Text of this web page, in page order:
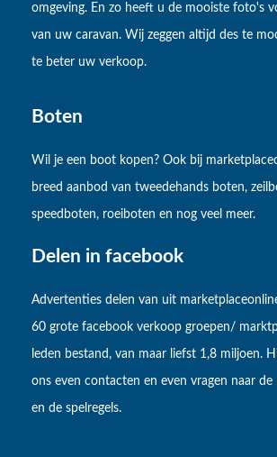
omgeving. En zo heeft u de mooiste foto's
van uw caravan. Wij zeggen altijd des te
te beter uw verkoop.
Boten
Wil je een boot kopen? Ook bij
breed aanbod van tweedehands boten,
speedboten, roeiboten en nog veel meer.
Delen in facebook
Advertenties delen van uit
60 grote facebook verkoop groepen/
leden bestand, van maar liefst 1,8 miljoen.
ons even contacten en even vragen naar de
en de spelregels.